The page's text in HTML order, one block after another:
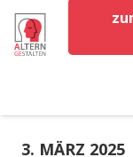
3. MÄRZ 2025